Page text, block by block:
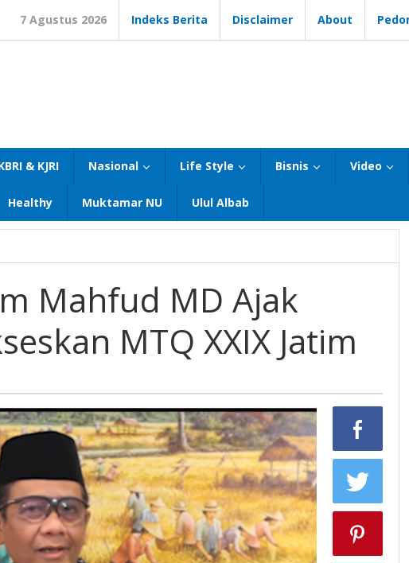
7 Agustus 2026 Indeks Berita Disclaimer About
& KJRI Nasional Life Style Bisnis Video
Healthy Muktamar NU Ulul Albab
Mahfud MD Ajak
MTQ XXIX Jatim